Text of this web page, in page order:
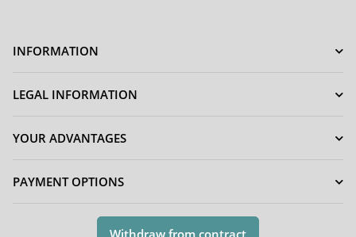
INFORMATION
LEGAL INFORMATION
YOUR ADVANTAGES
PAYMENT OPTIONS